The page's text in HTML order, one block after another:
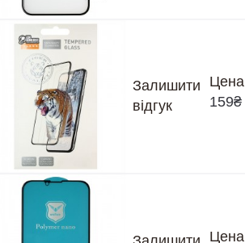
Залишити
відгук
Цена
159₴
Цена